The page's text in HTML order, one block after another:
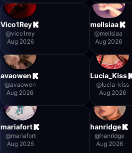
Vico1Rey
@vico1rey
Aug 2026
mellsiaa
@mellsiaa
Aug 2026
avaowen
@avaowen
Aug 2026
Lucia_Kiss
@lucia-kiss
Aug 2026
mariafort
@mariafort
Aug 2026
hanridge
@hanridge
Aug 2026